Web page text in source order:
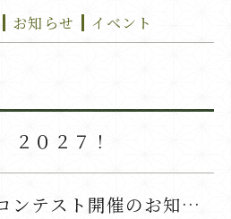
お知らせ
イベント
０２７！
インスタフォトコンテスト開催のお知らせ